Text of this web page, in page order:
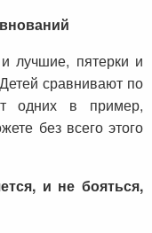
лучшие, пятерки и
сравнивают по
одних в пример,
без всего этого
и не бояться,